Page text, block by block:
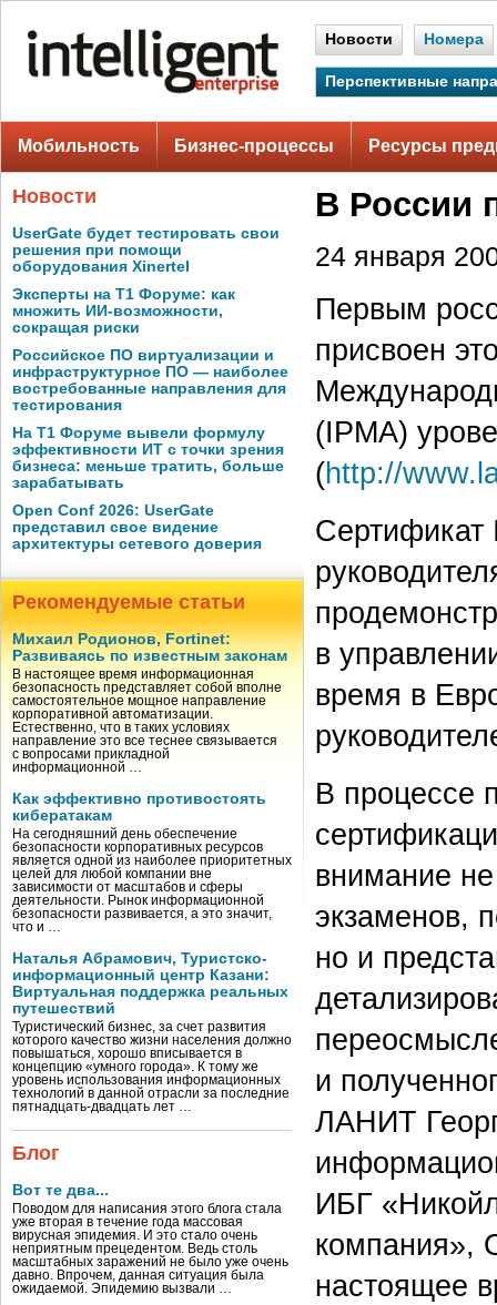
Новости Номера
Перспективные
Мобильность Бизнес-процессы Ресурсы
Новости
UserGate будет тестировать свои
решения при помощи
оборудования Xinertel
Эксперты на Т1 Форуме: как
множить ИИ-возможности,
сокращая риски
Российское ПО виртуализации и
инфраструктурное ПО — наиболее
востребованные направления для
тестирования
На Т1 Форуме вывели формулу
эффективности ИТ с точки зрения
бизнеса: меньше тратить, больше
зарабатывать
Open Conf 2026: UserGate
представил свое видение
архитектуры сетевого доверия
Рекомендуемые статьи
Михаил Родионов, Fortinet:
Развиваясь по известным законам
В настоящее время информационная
безопасность представляет собой вполне
самостоятельное мощное направление
корпоративной автоматизации.
Естественно, что в таких условиях
направление это все теснее связывается
с вопросами прикладной
информационной …
Как эффективно противостоять
кибератакам
На сегодняшний день обеспечение
безопасности корпоративных ресурсов
является одной из наиболее приоритетных
целей для любой компании вне
зависимости от масштабов и сферы
деятельности. Рынок информационной
безопасности развивается, а это значит,
что и …
Наталья Абрамович, Туристско-
информационный центр Казани:
Виртуальная поддержка реальных
путешествий
Туристический бизнес, за счет развития
которого качество жизни населения должно
повышаться, хорошо вписывается в
концепцию «умного города». К тому же
уровень использования информационных
технологий в данной отрасли за последние
пятнадцать-двадцать лет …
Блог
Вот те два...
Поводом для написания этого блога стала
уже вторая в течение года массовая
вирусная эпидемия. И это стало очень
неприятным прецедентом. Ведь столь
масштабных заражений не было уже очень
давно. Впрочем, данная ситуация была
ожидаемой. Эпидемию вызвали …
В России
24 января
Первым
присвоен
(IPMA)
(http://
Сертификат
в
время в
В процессе
внимание
экзаменов,
но и
и
ЛАНИТ
ИБГ
компания»,
настоящее